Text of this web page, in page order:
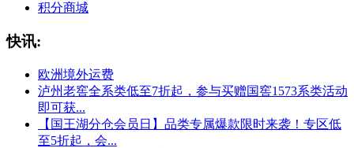
积分商城
快讯:
欧洲境外运费
泸州老窖全系类低至7折起，参与买赠国窖1573系类活动
即可获...
【国王湖分仓会员日】品类专属爆款限时来袭！专区低
至5折起，会...